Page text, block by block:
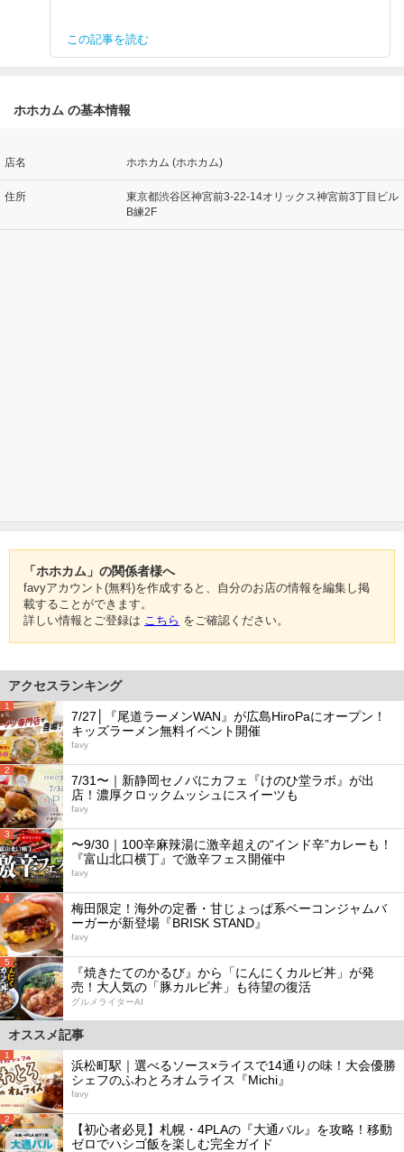
この記事を読む
ホホカム の基本情報
店名 ホホカム (ホホカム)
住所
東京都渋谷区神宮前3-22-14オリックス神宮前3丁目ビル
B練2F
「ホホカム」の関係者様へ
favyアカウント(無料)を作成すると、自分のお店の情報を編集し掲
載することができます。
詳しい情報とご登録は こちら をご確認ください。
アクセスランキング
1
7/27│『尾道ラーメンWAN』が広島HiroPaにオープン！
キッズラーメン無料イベント開催
favy
2
7/31〜｜新静岡セノバにカフェ『けのひ堂ラボ』が出
店！濃厚クロックムッシュにスイーツも
favy
3
〜9/30｜100辛麻辣湯に激辛超えの“インド辛”カレーも！
『富山北口横丁』で激辛フェス開催中
favy
4
梅田限定！海外の定番・甘じょっぱ系ベーコンジャムバ
ーガーが新登場『BRISK STAND』
favy
5
『焼きたてのかるび』から「にんにくカルビ丼」が発
売！大人気の「豚カルビ丼」も待望の復活
グルメライターAI
オススメ記事
1
浜松町駅｜選べるソース×ライスで14通りの味！大会優勝
シェフのふわとろオムライス『Michi』
favy
2
【初心者必見】札幌・4PLAの『大通バル』を攻略！移動
ゼロでハシゴ飯を楽しむ完全ガイド